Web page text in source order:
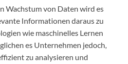
Wachstum von Daten wird es
Informationen daraus zu
wie maschinelles Lernen
es Unternehmen jedoch,
zu analysieren und